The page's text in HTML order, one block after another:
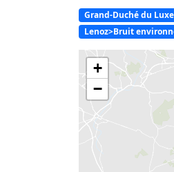
Grand-Duché du
Lenoz>Bruit
+
−